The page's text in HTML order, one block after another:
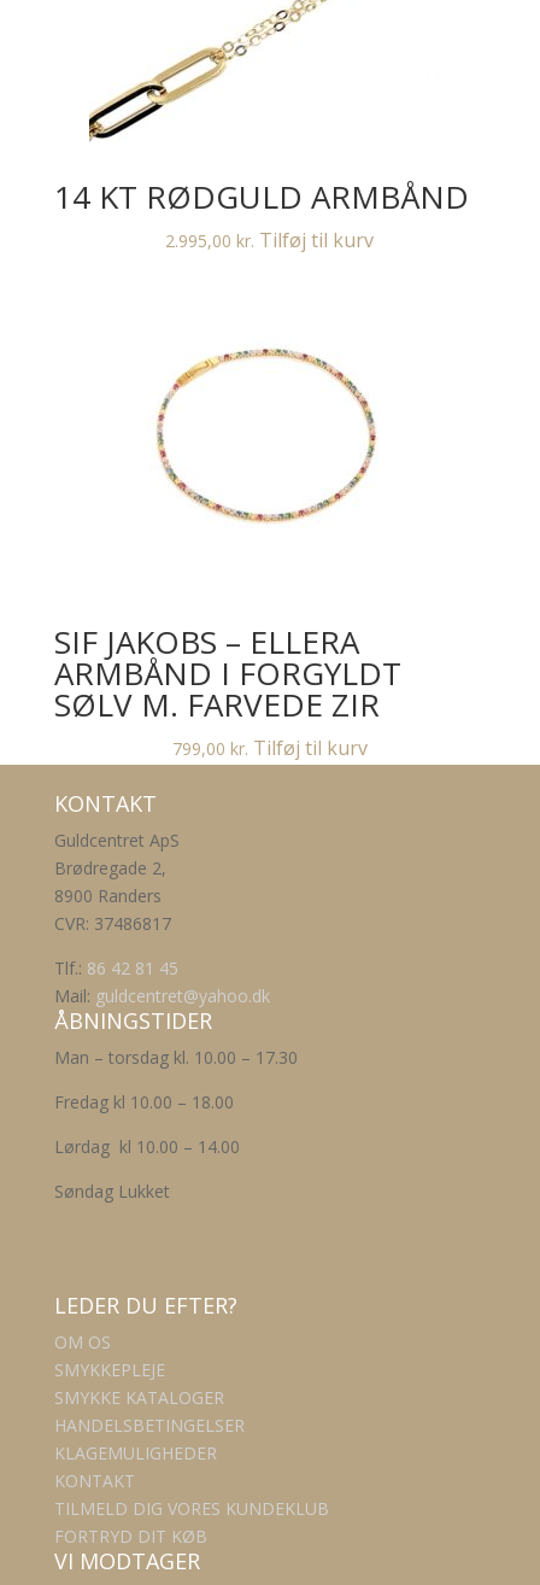
14 KT RØDGULD ARMBÅND
2.995,00 kr. Tilføj til kurv
SIF JAKOBS – ELLERA
ARMBÅND I FORGYLDT
SØLV M. FARVEDE ZIR
799,00 kr. Tilføj til kurv
KONTAKT
Guldcentret ApS
Brødregade 2,
8900 Randers
CVR: 37486817
Tlf.: 86 42 81 45
Mail: guldcentret@yahoo.dk
ÅBNINGSTIDER
Man – torsdag kl. 10.00 – 17.30
Fredag kl 10.00 – 18.00
Lørdag kl 10.00 – 14.00
Søndag Lukket
LEDER DU EFTER?
OM OS
SMYKKEPLEJE
SMYKKE KATALOGER
HANDELSBETINGELSER
KLAGEMULIGHEDER
KONTAKT
TILMELD DIG VORES KUNDEKLUB
FORTRYD DIT KØB
VI MODTAGER